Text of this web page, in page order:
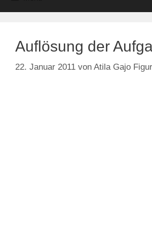
Auflösung der
22. Januar 2011 von Atila Gajo